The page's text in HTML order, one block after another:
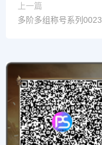
上一篇
多阶多组称号系列0023